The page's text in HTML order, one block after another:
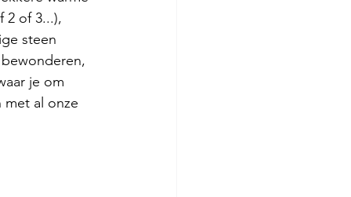
2 of 3...),
steen
je om
al onze